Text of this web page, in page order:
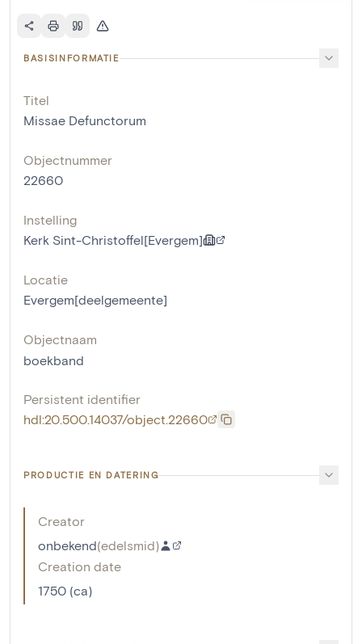
BASISINFORMATIE
Titel
Missae Defunctorum
Objectnummer
22660
Instelling
Kerk Sint-Christoffel[Evergem]
Locatie
Evergem[deelgemeente]
Objectnaam
boekband
Persistent identifier
hdl:20.500.14037/object.22660
PRODUCTIE EN DATERING
Creator
onbekend(edelsmid)
Creation date
1750 (ca)